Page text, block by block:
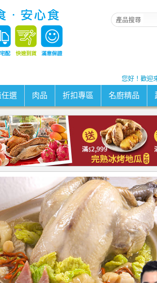
產品搜尋
您好！歡迎
選 肉品 折扣專區 名廚精品